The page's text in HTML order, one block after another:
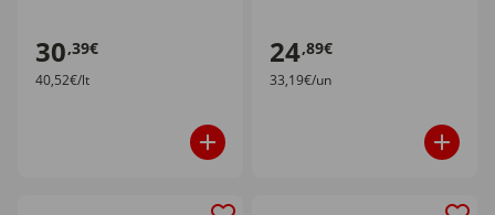
30,39€
40,52€/lt
24,89€
33,19€/un